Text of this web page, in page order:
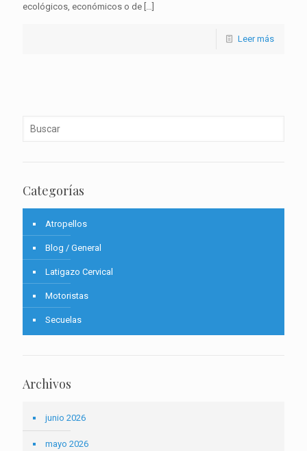
ecológicos, económicos o de
Leer más
Categorías
Atropellos
Blog / General
Latigazo Cervical
Motoristas
Secuelas
Archivos
junio 2026
mayo 2026